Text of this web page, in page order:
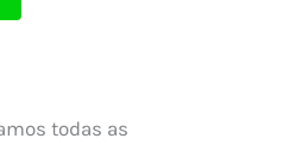
todas as